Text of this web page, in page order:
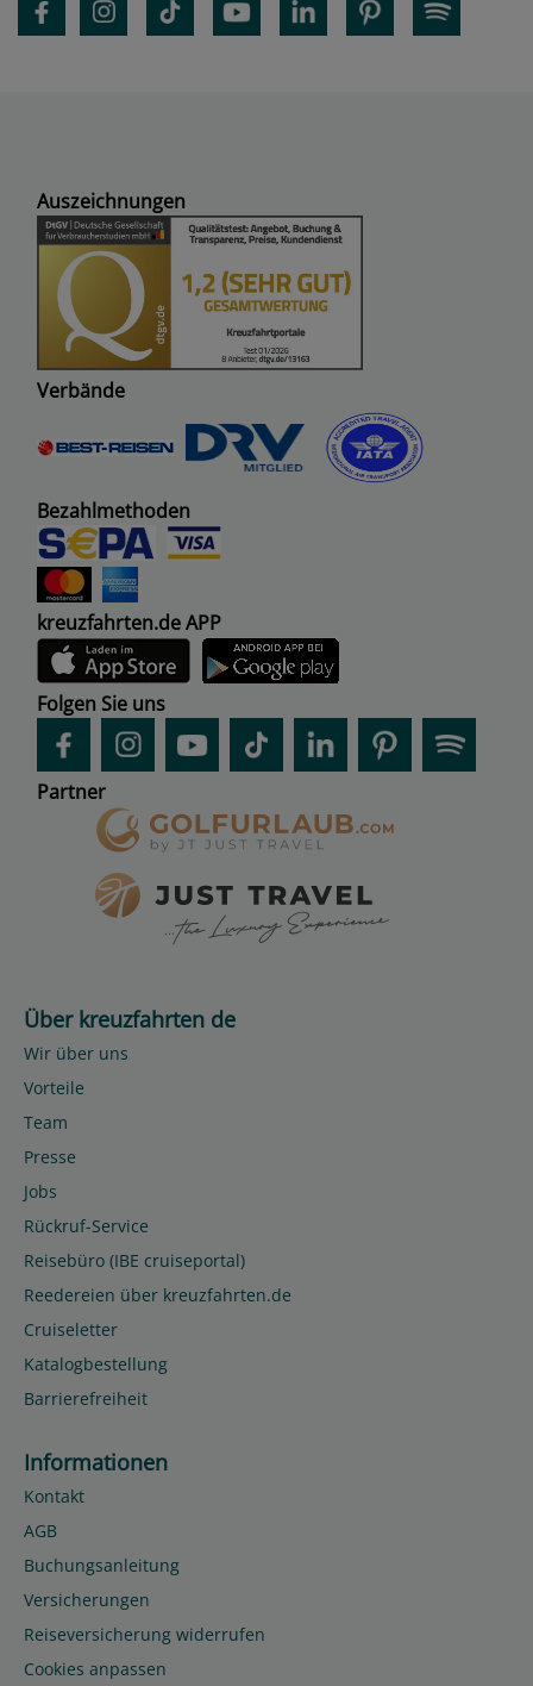
Auszeichnungen
Verbände
Bezahlmethoden
kreuzfahrten.de APP
Folgen Sie uns
Partner
Über kreuzfahrten de
Wir über uns
Vorteile
Team
Presse
Jobs
Rückruf-Service
Reisebüro (IBE cruiseportal)
Reedereien über kreuzfahrten.de
Cruiseletter
Katalogbestellung
Barrierefreiheit
Informationen
Kontakt
AGB
Buchungsanleitung
Versicherungen
Reiseversicherung widerrufen
Cookies anpassen